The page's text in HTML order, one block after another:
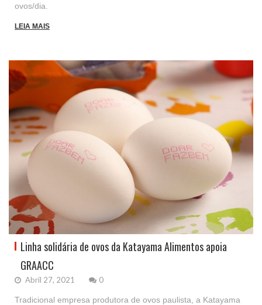
ovos/dia.
LEIA MAIS
Linha solidária de ovos da Katayama Alimentos apoia
GRAACC
Abril 27, 2021 0
Tradicional empresa produtora de ovos paulista, a Katayama